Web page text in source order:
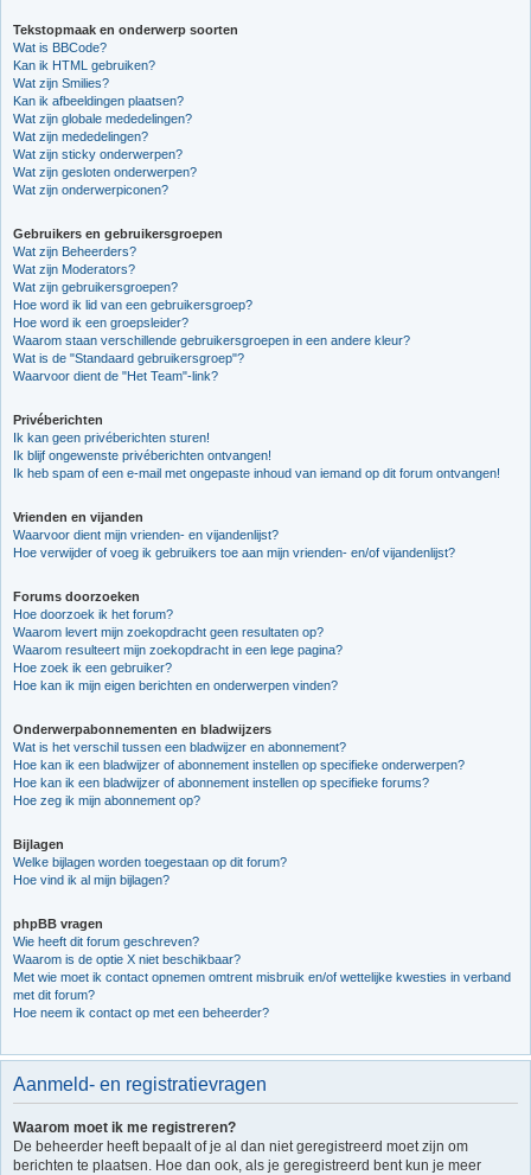
Tekstopmaak en onderwerp soorten
Wat is BBCode?
Kan ik HTML gebruiken?
Wat zijn Smilies?
Kan ik afbeeldingen plaatsen?
Wat zijn globale mededelingen?
Wat zijn mededelingen?
Wat zijn sticky onderwerpen?
Wat zijn gesloten onderwerpen?
Wat zijn onderwerpiconen?
Gebruikers en gebruikersgroepen
Wat zijn Beheerders?
Wat zijn Moderators?
Wat zijn gebruikersgroepen?
Hoe word ik lid van een gebruikersgroep?
Hoe word ik een groepsleider?
Waarom staan verschillende gebruikersgroepen in een andere kleur?
Wat is de "Standaard gebruikersgroep"?
Waarvoor dient de "Het Team"-link?
Privéberichten
Ik kan geen privéberichten sturen!
Ik blijf ongewenste privéberichten ontvangen!
Ik heb spam of een e-mail met ongepaste inhoud van iemand op dit forum ontvangen!
Vrienden en vijanden
Waarvoor dient mijn vrienden- en vijandenlijst?
Hoe verwijder of voeg ik gebruikers toe aan mijn vrienden- en/of vijandenlijst?
Forums doorzoeken
Hoe doorzoek ik het forum?
Waarom levert mijn zoekopdracht geen resultaten op?
Waarom resulteert mijn zoekopdracht in een lege pagina?
Hoe zoek ik een gebruiker?
Hoe kan ik mijn eigen berichten en onderwerpen vinden?
Onderwerpabonnementen en bladwijzers
Wat is het verschil tussen een bladwijzer en abonnement?
Hoe kan ik een bladwijzer of abonnement instellen op specifieke onderwerpen?
Hoe kan ik een bladwijzer of abonnement instellen op specifieke forums?
Hoe zeg ik mijn abonnement op?
Bijlagen
Welke bijlagen worden toegestaan op dit forum?
Hoe vind ik al mijn bijlagen?
phpBB vragen
Wie heeft dit forum geschreven?
Waarom is de optie X niet beschikbaar?
Met wie moet ik contact opnemen omtrent misbruik en/of wettelijke kwesties in verband
met dit forum?
Hoe neem ik contact op met een beheerder?
Aanmeld- en registratievragen
Waarom moet ik me registreren?
De beheerder heeft bepaalt of je al dan niet geregistreerd moet zijn om
berichten te plaatsen. Hoe dan ook, als je geregistreerd bent kun je meer